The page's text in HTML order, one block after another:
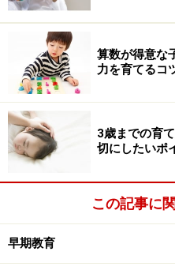
ます！
※記事内容は執筆時点のもので
い。
1
算数が得意な
力を育てるコ
3歳までの育
切にしたいポ
この記事に
早期教育